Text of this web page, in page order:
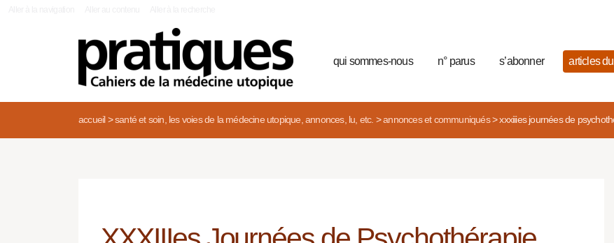
qui sommes-nous n° parus s’abonner articles
accueil> santé et soin, les voies de la médecine utopique, annonces, lu, etc. > annonces et communiqués> xxxiiies journées de